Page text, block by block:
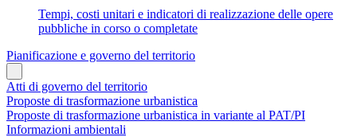
Tempi, costi unitari e indicatori di realizzazione delle opere
pubbliche in corso o completate
Pianificazione e governo del territorio
Atti di governo del territorio
Proposte di trasformazione urbanistica
Proposte di trasformazione urbanistica in variante al PAT/PI
Informazioni ambientali